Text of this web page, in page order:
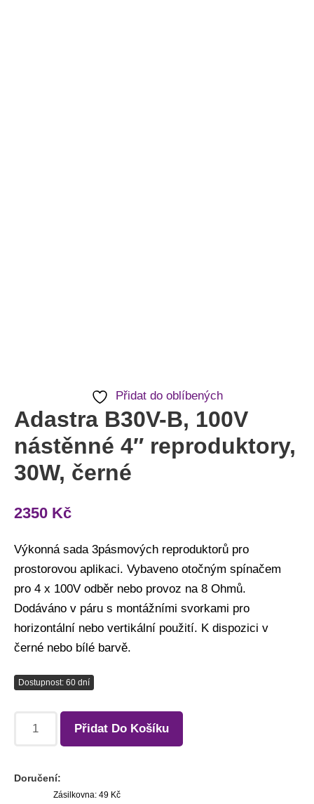
Přidat do oblíbených
Adastra B30V-B, 100V
nástěnné 4″ reproduktory,
30W, černé
2350 Kč
Výkonná sada 3pásmových reproduktorů pro
prostorovou aplikaci. Vybaveno otočným spínačem
pro 4 x 100V odběr nebo provoz na 8 Ohmů.
Dodáváno v páru s montážními svorkami pro
horizontální nebo vertikální použití. K dispozici v
černé nebo bílé barvě.
Dostupnost: 60 dní
Přidat Do Košíku
Doručení:
Zásilkovna: 49 Kč